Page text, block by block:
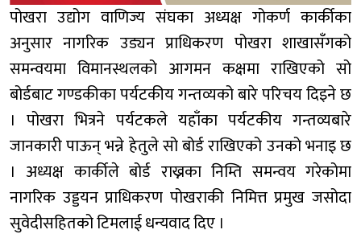
पोखरा उद्योग वाणिज्य संघका अध्यक्ष गोकर्ण कार्कीका
अनुसार नागरिक उड्यन प्राधिकरण पोखरा शाखासँगको
समन्वयमा विमानस्थलको आगमन कक्षमा राखिएको सो
बोर्डबाट गण्डकीका पर्यटकीय गन्तव्यको बारे परिचय दिइने छ
। पोखरा भित्रने पर्यटकले यहाँका पर्यटकीय गन्तव्यबारे
जानकारी पाऊन् भन्ने हेतुले सो बोर्ड राखिएको उनको भनाइ छ
। अध्यक्ष कार्कीले बोर्ड राख्नका निम्ति समन्वय गरेकोमा
नागरिक उड्डयन प्राधिकरण पोखराकी निमित्त प्रमुख जसोदा
सुवेदीसहितको टिमलाई धन्यवाद दिए ।